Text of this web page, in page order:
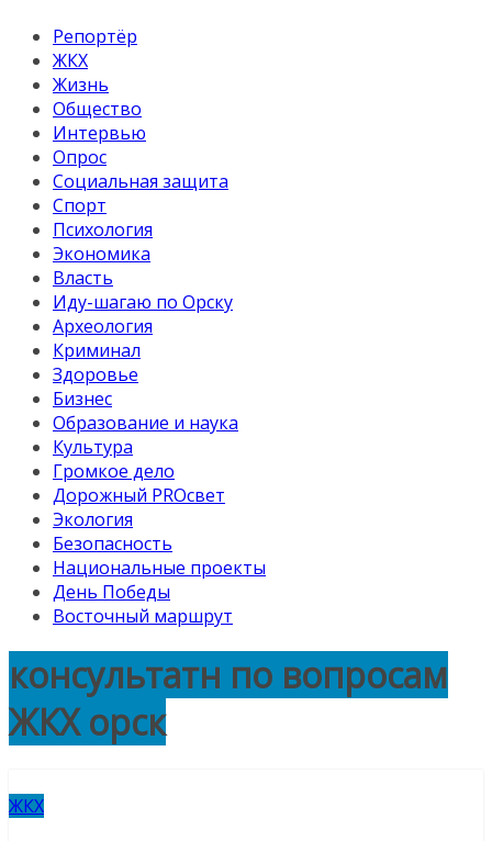
Репортёр
ЖКХ
Жизнь
Общество
Интервью
Опрос
Социальная защита
Спорт
Психология
Экономика
Власть
Иду-шагаю по Орску
Археология
Криминал
Здоровье
Бизнес
Образование и наука
Культура
Громкое дело
Дорожный PROсвет
Экология
Безопасность
Национальные проекты
День Победы
Восточный маршрут
консультатн по вопросам
ЖКХ орск
ЖКХ